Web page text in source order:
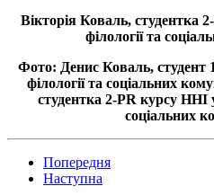
Вікторія Коваль, студентка
філології та
Фото: Денис Коваль, студент
філології та соціальних
студентка 2-PR курсу ННІ
соціальних
Попередня
Наступна